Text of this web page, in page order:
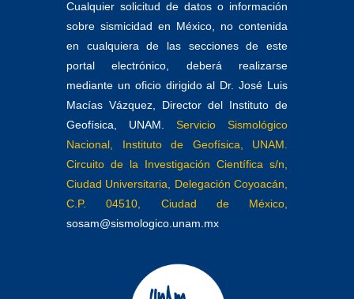
Cualquier solicitud de datos o información
sobre sismicidad en México, no contenida
en cualquiera de las secciones de este
portal electrónico, deberá realizarse
mediante un oficio dirigido al Dr. José Luis
Macías Vázquez, Director del Instituto de
Geofísica, UNAM.
Servicio Sismológico
Nacional, Instituto de Geofísica, UNAM.
Circuito de la Investigación Científica s/n,
Ciudad Universitaria, Delegación Coyoacán,
C.P. 04510, Ciudad de México,
sosam@sismologico.unam.mx